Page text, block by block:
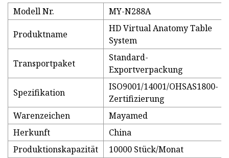
Modell Nr. MY-N288A
Produktname
HD Virtual Anatomy Table
System
Transportpaket
Standard-
Exportverpackung
Spezifikation
ISO9001/14001/OHSAS1800-
Zertifizierung
Warenzeichen
Mayamed
Herkunft
China
Produktionskapazität
10000 Stück/Monat